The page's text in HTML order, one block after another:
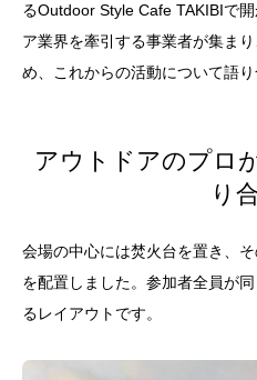
るOutdoor Style Cafe TAKIBIで
ア業界を牽引する事業者が集ま
め、これからの活動について語り
アウトドアのプロ
り
会場の中心には焚火台を置き、
を配置しました。参加者全員が
るレイアウトです。